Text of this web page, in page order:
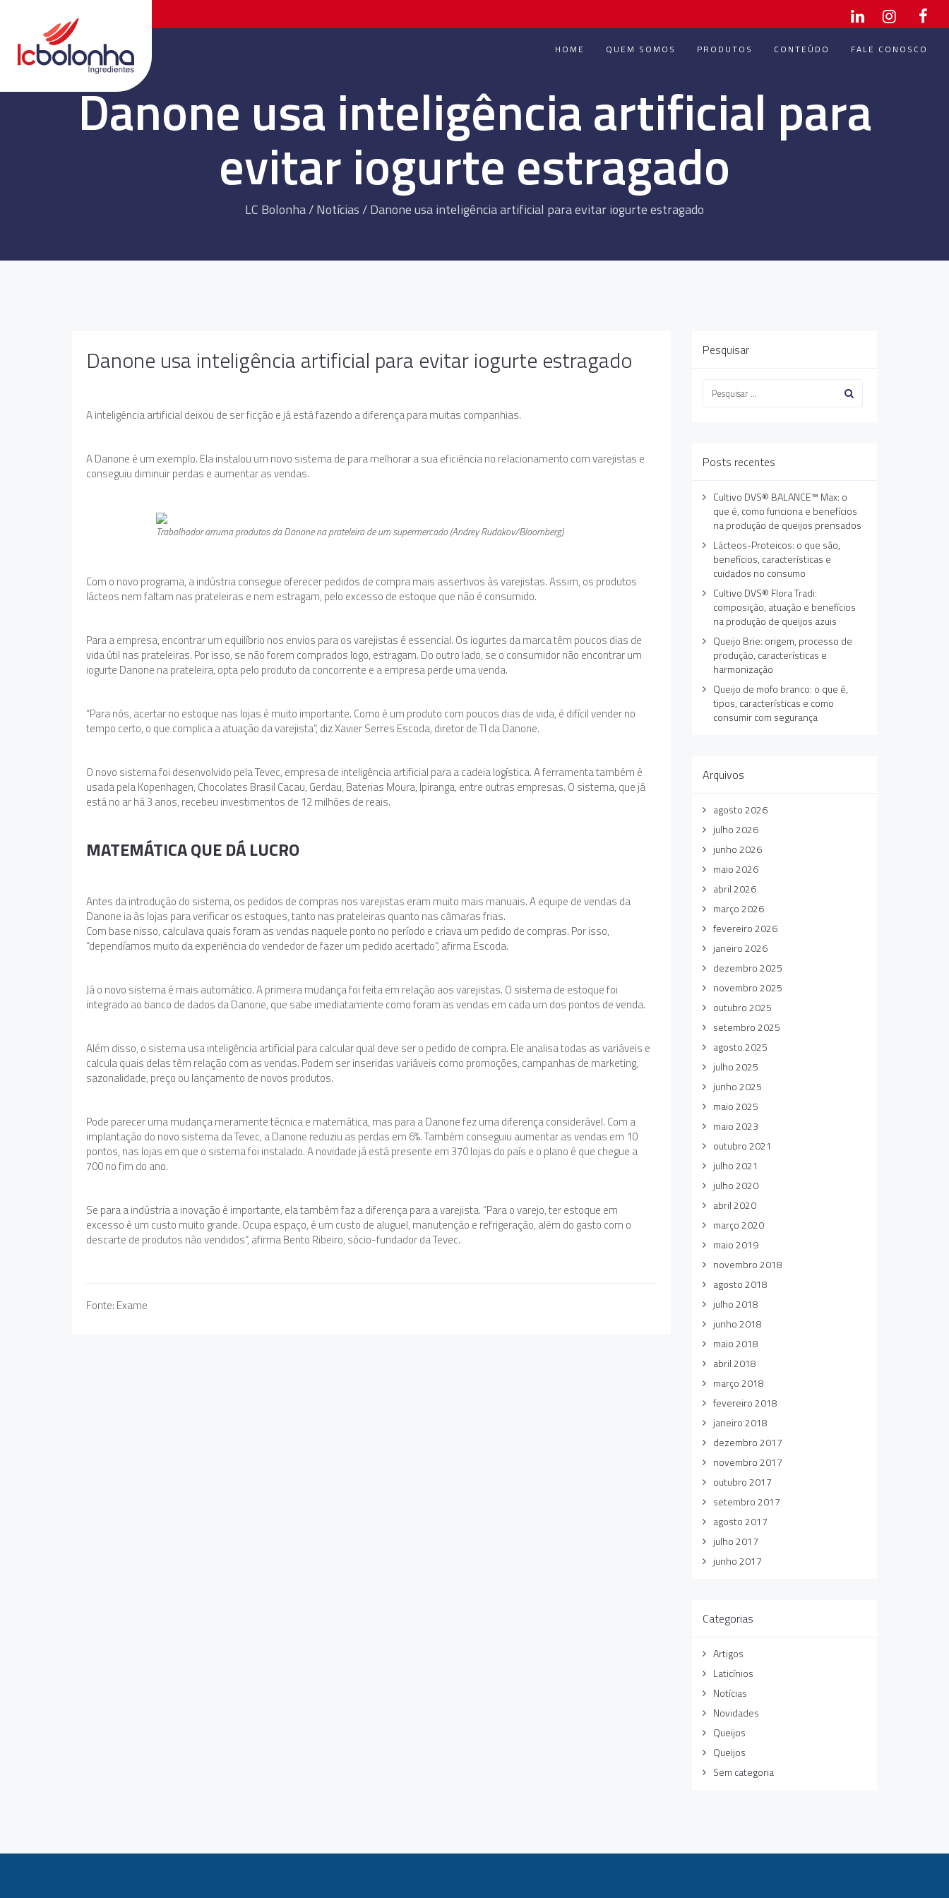
HOME QUEM SOMOS PRODUTOS CONTEÚDO FALE CONOSCO
Danone usa inteligência artificial para
evitar iogurte estragado
LC Bolonha/Notícias/Danone usa inteligência artificial para evitar iogurte estragado
Danone usa inteligência artificial para evitar iogurte estragado
A inteligência artificial deixou de ser ficção e já está fazendo a diferença para muitas companhias.
A Danone é um exemplo. Ela instalou um novo sistema de para melhorar a sua eficiência no relacionamento com varejistas e
conseguiu diminuir perdas e aumentar as vendas.
Trabalhador arruma produtos da Danone na prateleira de um supermercado (Andrey Rudakov/Bloomberg)
Com o novo programa, a indústria consegue oferecer pedidos de compra mais assertivos às varejistas. Assim, os produtos
lácteos nem faltam nas prateleiras e nem estragam, pelo excesso de estoque que não é consumido.
Para a empresa, encontrar um equilíbrio nos envios para os varejistas é essencial. Os iogurtes da marca têm poucos dias de
vida útil nas prateleiras. Por isso, se não forem comprados logo, estragam. Do outro lado, se o consumidor não encontrar um
iogurte Danone na prateleira, opta pelo produto da concorrente e a empresa perde uma venda.
“Para nós, acertar no estoque nas lojas é muito importante. Como é um produto com poucos dias de vida, é difícil vender no
tempo certo, o que complica a atuação da varejista”, diz Xavier Serres Escoda, diretor de TI da Danone.
O novo sistema foi desenvolvido pela Tevec, empresa de inteligência artificial para a cadeia logística. A ferramenta também é
usada pela Kopenhagen, Chocolates Brasil Cacau, Gerdau, Baterias Moura, Ipiranga, entre outras empresas. O sistema, que já
está no ar há 3 anos, recebeu investimentos de 12 milhões de reais.
MATEMÁTICA QUE DÁ LUCRO
Antes da introdução do sistema, os pedidos de compras nos varejistas eram muito mais manuais. A equipe de vendas da
Danone ia às lojas para verificar os estoques, tanto nas prateleiras quanto nas câmaras frias.
Com base nisso, calculava quais foram as vendas naquele ponto no período e criava um pedido de compras. Por isso,
“dependíamos muito da experiência do vendedor de fazer um pedido acertado”, afirma Escoda.
Já o novo sistema é mais automático. A primeira mudança foi feita em relação aos varejistas. O sistema de estoque foi
integrado ao banco de dados da Danone, que sabe imediatamente como foram as vendas em cada um dos pontos de venda.
Além disso, o sistema usa inteligência artificial para calcular qual deve ser o pedido de compra. Ele analisa todas as variáveis e
calcula quais delas têm relação com as vendas. Podem ser inseridas variáveis como promoções, campanhas de marketing,
sazonalidade, preço ou lançamento de novos produtos.
Pode parecer uma mudança meramente técnica e matemática, mas para a Danone fez uma diferença considerável. Com a
implantação do novo sistema da Tevec, a Danone reduziu as perdas em 6%. Também conseguiu aumentar as vendas em 10
pontos, nas lojas em que o sistema foi instalado. A novidade já está presente em 370 lojas do país e o plano é que chegue a
700 no fim do ano.
Se para a indústria a inovação é importante, ela também faz a diferença para a varejista. “Para o varejo, ter estoque em
excesso é um custo muito grande. Ocupa espaço, é um custo de aluguel, manutenção e refrigeração, além do gasto com o
descarte de produtos não vendidos”, afirma Bento Ribeiro, sócio-fundador da Tevec.
Fonte: Exame
Pesquisar
Posts recentes
Cultivo DVS® BALANCE™ Max: o
que é, como funciona e benefícios
na produção de queijos prensados
Lácteos-Proteicos: o que são,
benefícios, características e
cuidados no consumo
Cultivo DVS® Flora Tradi:
composição, atuação e benefícios
na produção de queijos azuis
Queijo Brie: origem, processo de
produção, características e
harmonização
Queijo de mofo branco: o que é,
tipos, características e como
consumir com segurança
Arquivos
agosto 2026
julho 2026
junho 2026
maio 2026
abril 2026
março 2026
fevereiro 2026
janeiro 2026
dezembro 2025
novembro 2025
outubro 2025
setembro 2025
agosto 2025
julho 2025
junho 2025
maio 2025
maio 2023
outubro 2021
julho 2021
julho 2020
abril 2020
março 2020
maio 2019
novembro 2018
agosto 2018
julho 2018
junho 2018
maio 2018
abril 2018
março 2018
fevereiro 2018
janeiro 2018
dezembro 2017
novembro 2017
outubro 2017
setembro 2017
agosto 2017
julho 2017
junho 2017
Categorias
Artigos
Laticínios
Notícias
Novidades
Queijos
Queijos
Sem categoria